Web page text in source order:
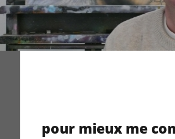
pour mieux me